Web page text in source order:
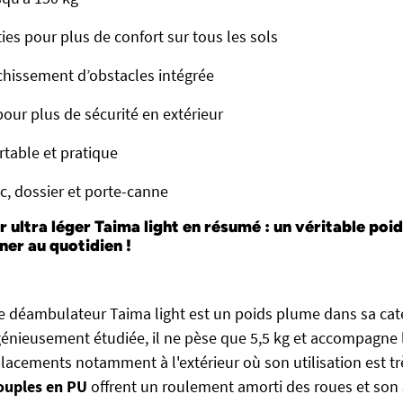
pour plus de confort sur tous les sols
d’obstacles intégrée
plus de sécurité en extérieur
et pratique
dossier et porte-canne
ultra léger Taima light en résumé : un véritable
au quotidien !
déambulateur Taima light est un poids plume dans sa
étudiée, il ne pèse que 5,5 kg et
notamment à l'extérieur où son utilisation est
en PU offrent un roulement amorti des roues et son